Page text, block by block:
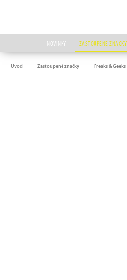
NOVINKY ZASTOUPENÉ ZNAČKY
Úvod Zastoupené značky Freaks & Geeks